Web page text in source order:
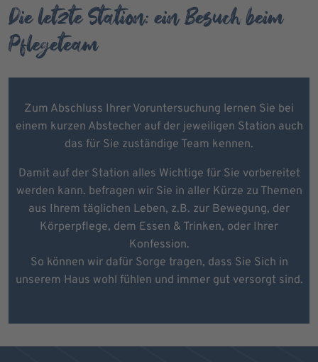
Die letzte Station: ein Besuch beim
Pflegeteam
Zum Abschluss Ihrer Voruntersuchung lernen Sie bei
einem kurzen Abstecher auf der jeweiligen Station auch
das für Sie zuständige Team kennen.
Damit auf der Station alles Wichtige für Sie vorbereitet
werden kann. befragen wir Sie in aller Kürze zu Themen
aus Ihrem täglichen Leben, z.B. zur Bewegung, der
Körperpflege, dem Essen & Trinken, oder Ihrer
Konfession.
So können wir dafür Sorge tragen, dass Sie Sich in
unserem Haus wohl fühlen und immer gut versorgt sind.